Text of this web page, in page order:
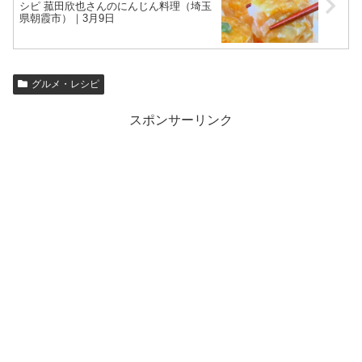
シピ 菰田欣也さんのにんじん料理（埼玉
県朝霞市）｜3月9日
グルメ・レシピ
スポンサーリンク